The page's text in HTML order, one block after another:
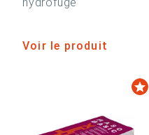
Voir le produit